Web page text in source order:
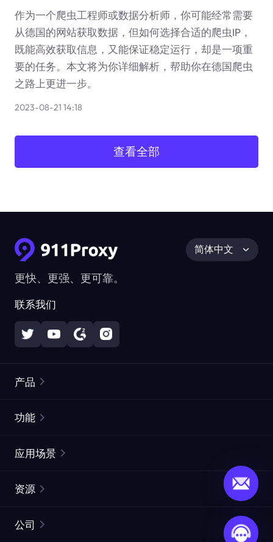
作为一个爬虫工程师或数据分析师，你可能经常需要
从德国的网站获取数据，但如何选择合适的爬虫IP，
既能高效获取信息，又能保证稳定运行，却是一项重
要的任务。本文将为你详细解析，帮助你在德国爬虫
之路上更进一步。
2023-08-21 14:18
查看全部
更快、更强、更可靠。
联系我们
简体中文
产品
静态住宅代理
网页抓取 API
功能
ISP代理
ProxySite
应用场景
市场研究
资源
公司